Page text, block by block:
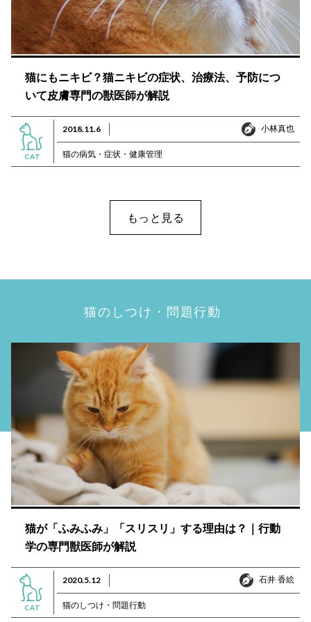
猫にもニキビ？猫ニキビの症状、治療法、予防につ
いて皮膚専門の獣医師が解説
CAT
2018.11.6 小林真也
小林真也
猫の病気・症状・健康管理
もっと見る
猫のしつけ・問題行動
猫が「ふみふみ」「スリスリ」する理由は？｜行動
学の専門獣医師が解説
CAT
2020.5.12 石井 香絵
石井 香絵
猫のしつけ・問題行動